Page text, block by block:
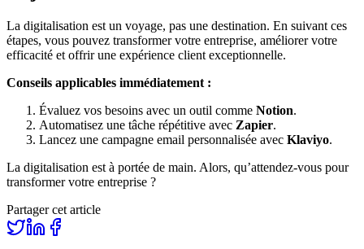
La digitalisation est un voyage, pas une destination. En suivant ces
étapes, vous pouvez transformer votre entreprise, améliorer votre
efficacité et offrir une expérience client exceptionnelle.
Conseils applicables immédiatement :
Évaluez vos besoins avec un outil comme Notion.
Automatisez une tâche répétitive avec Zapier.
Lancez une campagne email personnalisée avec Klaviyo.
La digitalisation est à portée de main. Alors, qu’attendez-vous pour
transformer votre entreprise ?
Partager cet article